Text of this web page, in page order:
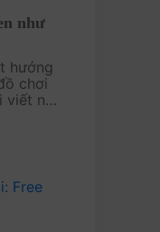
như
hướng
chơi
này